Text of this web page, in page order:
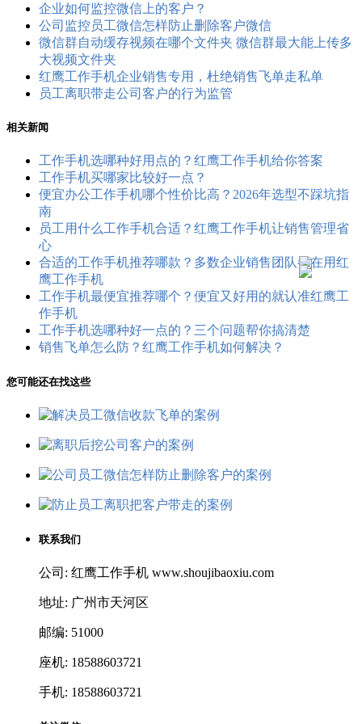
企业如何监控微信上的客户？
公司监控员工​微信怎样防止删除客户微信
微信群自动缓存视频在哪个文件夹 微信群最大能上传多
大视频文件夹
红鹰工作手机企业销售专用，杜绝销售飞单走私单
员工离职带走公司客户的行为监管
相关新闻
工作手机选哪种好用点的？红鹰工作手机给你答案
工作手机买哪家比较好一点？
便宜办公工作手机哪个性价比高？2026年选型不踩坑指
南
员工用什么工作手机合适？红鹰工作手机让销售管理省
心
合适的工作手机推荐哪款？多数企业销售团队都在用红
鹰工作手机
工作手机最便宜推荐哪个？便宜又好用的就认准红鹰工
作手机
工作手机选哪种好一点的？三个问题帮你搞清楚
销售飞单怎么防？红鹰工作手机如何解决？
您可能还在找这些
联系我们
公司: 红鹰工作手机 www.shoujibaoxiu.com
地址: 广州市天河区
邮编: 51000
座机: 18588603721
手机: 18588603721